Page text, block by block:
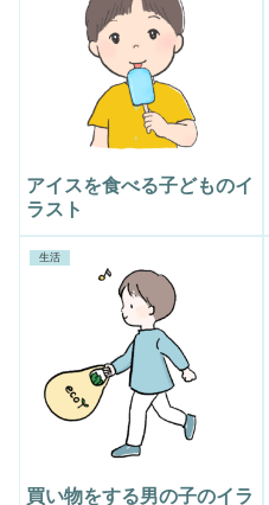
アイスを食べる子どものイ
ラスト
生活
買い物をする男の子のイラ